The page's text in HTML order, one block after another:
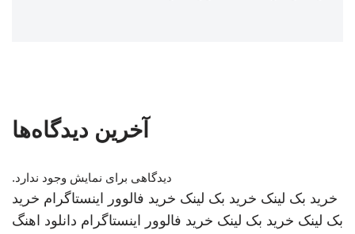
آخرین دیدگاه‌ها
دیدگاهی برای نمایش وجود ندارد.
خرید بک لینک خرید بک لینک خرید فالوور اینستاگرام خرید
بک لینک خرید بک لینک خرید فالوور اینستاگرام دانلود اهنگ